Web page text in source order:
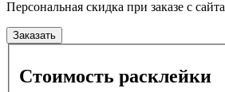
Персональная скидка при заказе с сайта
Заказать
Стоимость расклейки